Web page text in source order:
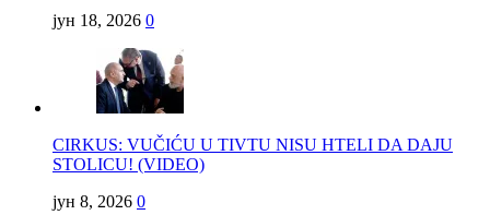
јун 18, 2026 0
CIRKUS: VUČIĆU U TIVTU NISU HTELI DA DAJU
STOLICU! (VIDEO)
јун 8, 2026 0